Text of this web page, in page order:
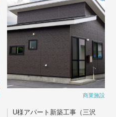
商業施設
U様アパート新築工事（三沢